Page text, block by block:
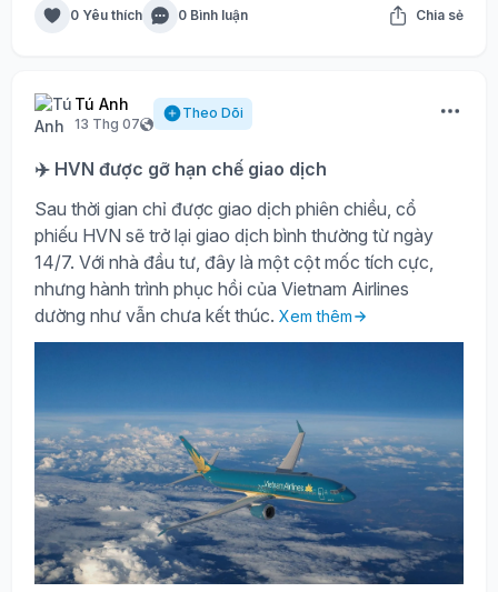
0 Yêu thích 0 Bình luận Chia sẻ
Tú Anh
13 Thg 07
Theo Dõi
✈️ HVN được gỡ hạn chế giao dịch
Sau thời gian chỉ được giao dịch phiên chiều, cổ
phiếu HVN sẽ trở lại giao dịch bình thường từ ngày
14/7. Với nhà đầu tư, đây là một cột mốc tích cực,
nhưng hành trình phục hồi của Vietnam Airlines
dường như vẫn chưa kết thúc. Xem thêm